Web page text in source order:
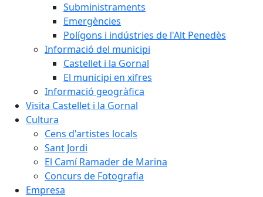
Subministraments
Emergències
Polígons i indústries de l'Alt Penedès
Informació del municipi
Castellet i la Gornal
El municipi en xifres
Informació geogràfica
Visita Castellet i la Gornal
Cultura
Cens d'artistes locals
Sant Jordi
El Camí Ramader de Marina
Concurs de Fotografia
Empresa